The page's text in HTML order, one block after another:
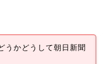
うかどうして朝日新聞